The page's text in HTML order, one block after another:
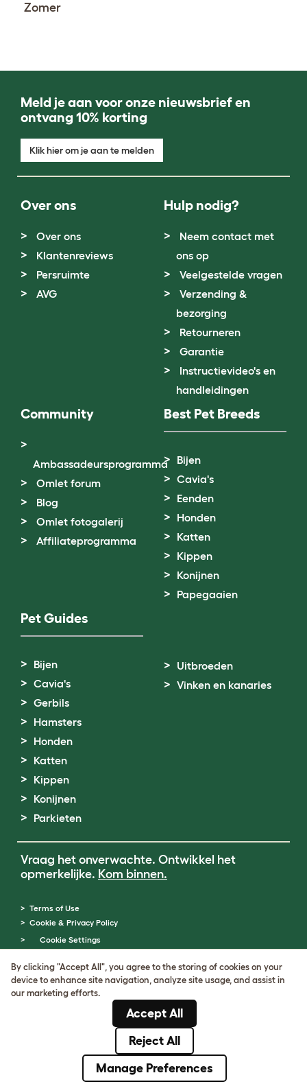
Zomer
Meld je aan voor onze nieuwsbrief en
ontvang 10% korting
Klik hier om je aan te melden
Over ons
Over ons
Klantenreviews
Persruimte
AVG
Hulp nodig?
Neem contact met
ons op
Veelgestelde vragen
Verzending &
bezorging
Retourneren
Garantie
Instructievideo's en
handleidingen
Community
Ambassadeursprogramma
Omlet forum
Blog
Omlet fotogalerij
Affiliateprogramma
Best Pet Breeds
Bijen
Cavia's
Eenden
Honden
Katten
Kippen
Konijnen
Papegaaien
Pet Guides
Bijen
Cavia's
Gerbils
Hamsters
Honden
Katten
Kippen
Konijnen
Parkieten
Uitbroeden
Vinken en kanaries
Vraag het onverwachte. Ontwikkel het
opmerkelijke. Kom binnen.
Terms of Use
Cookie & Privacy Policy
Cookie Settings
BTW-nummer: DE317631106
KvK-nummer: 05028498
© Omlet 2026
By clicking "Accept All", you agree to the storing of cookies on your
device to enhance site navigation, analyze site usage, and assist in
our marketing efforts.
Accept All
Reject All
Manage Preferences